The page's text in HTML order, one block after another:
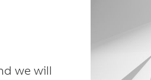
we will